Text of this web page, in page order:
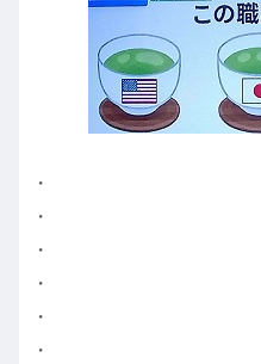
・
・
・
・
・
・